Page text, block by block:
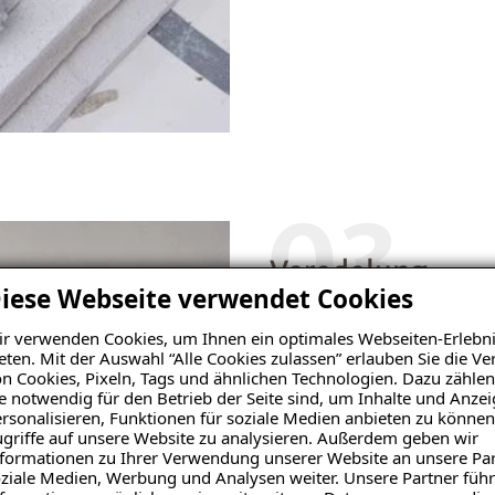
Webseite verwendet Cookies
verwenden Cookies, um Ihnen ein optimales Webseiten-
Mit der Auswahl “Alle Cookies zulassen” erlauben Sie die
Cookies, Pixeln, Tags und ähnlichen Technologien. Dazu
notwendig für den Betrieb der Seite sind, um Inhalte und
Funktionen für soziale Medien anbieten zu
auf unsere Website zu analysieren. Außerdem geben wir
zu Ihrer Verwendung unserer Website an unsere
Medien, Werbung und Analysen weiter. Unsere Partner
03
Veredelung
Armierungsgewebe
dann optional besonders
Innendämmung erstellen.
farblich gestaltet werden.